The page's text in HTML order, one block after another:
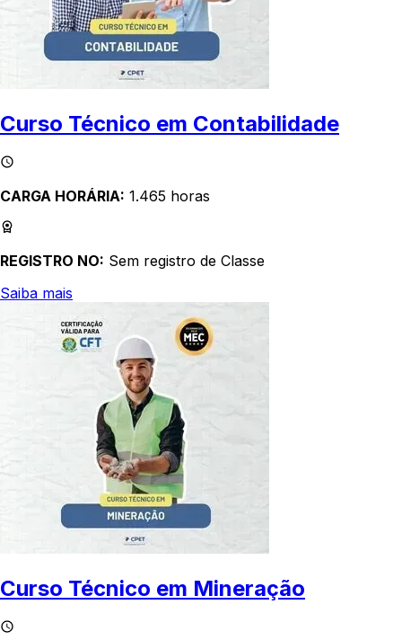
Curso Técnico em Contabilidade
CARGA HORÁRIA: 1.465 horas
REGISTRO NO: Sem registro de Classe
Saiba mais
Curso Técnico em Mineração